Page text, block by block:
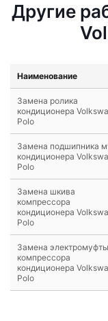
Другие
Наименование
Замена ролика
кондиционера
Polo
Замена подшипника
кондиционера
Polo
Замена шкива
компрессора
кондиционера
Polo
Замена электромуфты
компрессора
кондиционера
Polo